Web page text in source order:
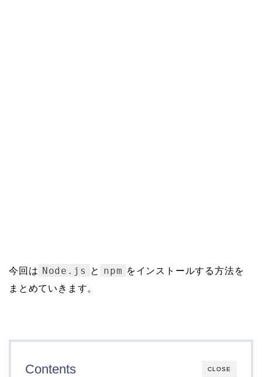
今回は Node.js と npm をインストールする方法を
まとめていきます。
CLOSE
Contents